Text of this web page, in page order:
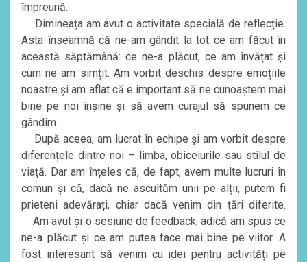
împreună.
Dimineața am avut o activitate specială de reflecție.
Asta înseamnă că ne-am gândit la tot ce am făcut în
această săptămână: ce ne-a plăcut, ce am învățat și
cum ne-am simțit. Am vorbit deschis despre emoțiile
noastre și am aflat că e important să ne cunoaștem mai
bine pe noi înșine și să avem curajul să spunem ce
gândim.
După aceea, am lucrat în echipe și am vorbit despre
diferențele dintre noi – limba, obiceiurile sau stilul de
viață. Dar am înțeles că, de fapt, avem multe lucruri în
comun și că, dacă ne ascultăm unii pe alții, putem fi
prieteni adevărați, chiar dacă venim din țări diferite.
Am avut și o sesiune de feedback, adică am spus ce
ne-a plăcut și ce am putea face mai bine pe viitor. A
fost interesant să venim cu idei pentru activități pe